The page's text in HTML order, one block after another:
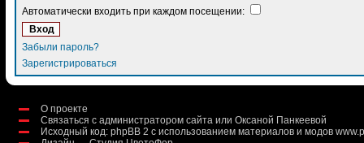
Автоматически входить при каждом посещении:
Забыли пароль?
Зарегистрироваться
О проекте
Связаться с администратором сайта или Оксаной Панкеевой
Исходный код: phpBB 2 с использованием материалов и модов